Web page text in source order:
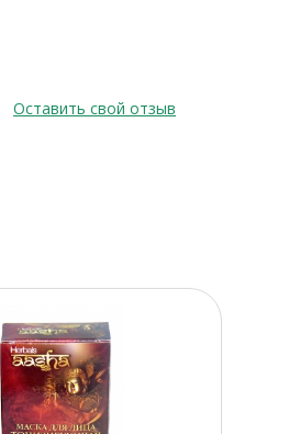
Оставить свой отзыв